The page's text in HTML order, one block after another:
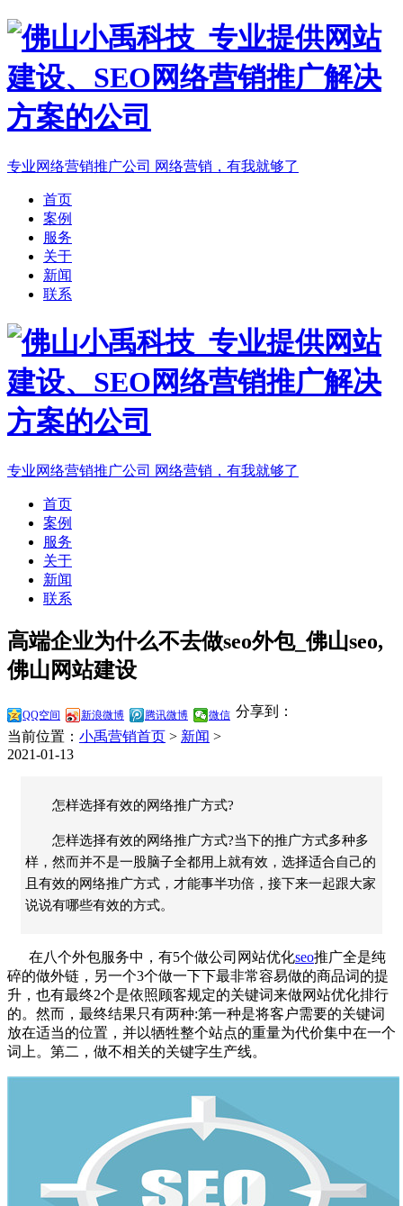
专业网络营销推广公司 网络营销，有我就够了
首页
案例
服务
关于
新闻
联系
专业网络营销推广公司 网络营销，有我就够了
首页
案例
服务
关于
新闻
联系
高端企业为什么不去做seo外包_佛山seo,
佛山网站建设
分享到：
QQ空间 新浪微博 腾讯微博 微信
当前位置： 小禹营销首页 > 新闻 >
2021-01-13
怎样选择有效的网络推广方式?
怎样选择有效的网络推广方式?当下的推广方式多种多
样，然而并不是一股脑子全都用上就有效，选择适合自己的
且有效的网络推广方式，才能事半功倍，接下来一起跟大家
说说有哪些有效的方式。
在八个外包服务中，有5个做公司 网站优化seo推广全是纯
碎的做外链，另一个3个做一下下最非常容易做的商品词的提
升，也有最终2个是依照顾客规定的关键词来做网站优化排行
的。然而，最终结果只有两种:第一种是将客户需要的关键词
放在适当的位置，并以牺牲整个站点的重量为代价集中在一个
词上。第二，做不相关的关键字生产线。